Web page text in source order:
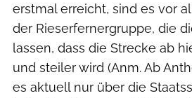
erstmal erreicht, sind es vor
der Rieserfernergruppe, die
lassen, dass die Strecke ab
und steiler wird (Anm. Ab
es aktuell nur über die